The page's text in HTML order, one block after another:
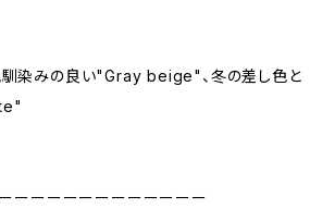
染みの良い"Gray beige"、冬の差し色と
ーーーーーーーーーーーー